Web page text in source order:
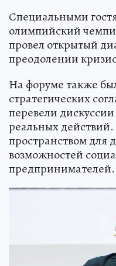
Специальными
олимпийский
провел открытый
преодолении
На форуме также
стратегических
перевели дискуссии
реальных
пространством для
возможностей
предпринимателей.